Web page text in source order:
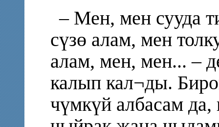
– Мен, мен сууда
сүзө алам, мен
алам, мен, мен... –
калып кал¬ды.
чүмкүй албасам да,